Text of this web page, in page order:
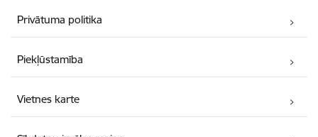
Privātuma politika
Piekļūstamība
Vietnes karte